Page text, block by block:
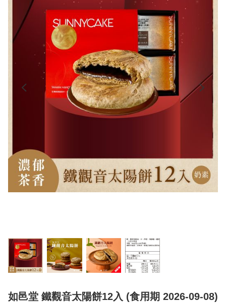
如邑堂 鐵觀音太陽餅12入 (食用期 2026-09-08)